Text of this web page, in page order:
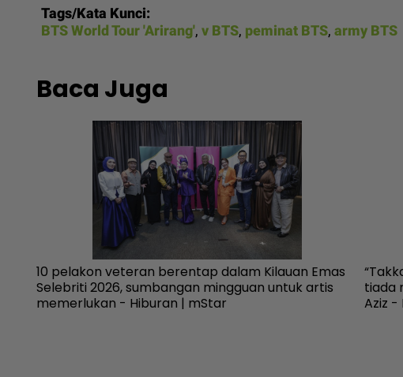
Tags/Kata Kunci:
BTS World Tour 'Arirang', v BTS, peminat BTS, army BTS
Baca Juga
10 pelakon veteran berentap dalam Kilauan Emas
Selebriti 2026, sumbangan mingguan untuk artis
memerlukan - Hiburan | mStar
tiada
Aziz -